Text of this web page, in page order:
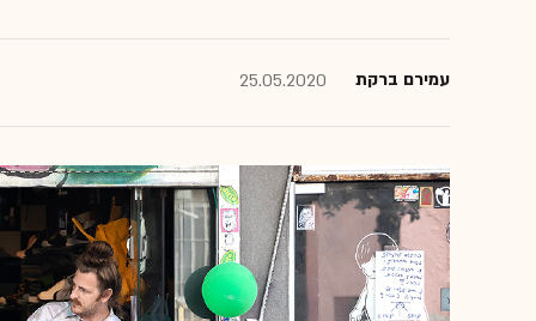
עמירם ברקת 25.05.2020